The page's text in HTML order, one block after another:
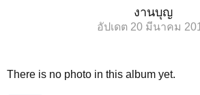
งานบุญ
อัปเดต 20 มีนาคม
There is no photo in this album yet.